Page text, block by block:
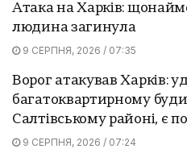
Атака на Харків:
людина загинула
9 СЕРПНЯ, 2026 / 07:35
Ворог атакував Харків:
багатоквартирному
Салтівському районі, є
9 СЕРПНЯ, 2026 / 07:24